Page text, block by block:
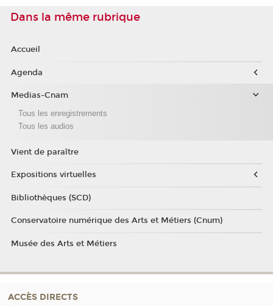
Dans la même rubrique
Accueil
Agenda
Medias-Cnam
Tous les enregistrements
Tous les audios
Vient de paraître
Expositions virtuelles
Bibliothèques (SCD)
Conservatoire numérique des Arts et Métiers (Cnum)
Musée des Arts et Métiers
ACCÈS DIRECTS